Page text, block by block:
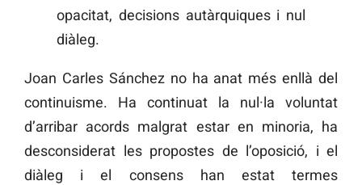
opacitat, decisions autàrquiques i nul
diàleg.
Joan Carles Sánchez no ha anat més enllà del
continuisme. Ha continuat la nul·la voluntat
d’arribar acords malgrat estar en minoria, ha
desconsiderat les propostes de l’oposició, i el
diàleg i el consens han estat termes